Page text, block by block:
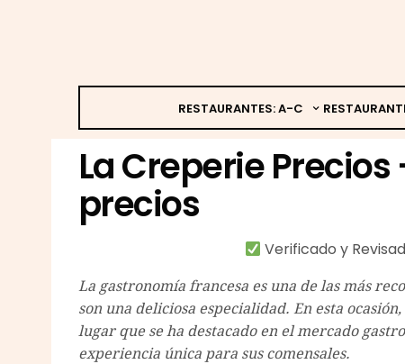
RESTAURANTES: A-C
La Creperie
precios
Verificado y
La gastronomía francesa es una de las más
son una deliciosa especialidad. En esta
lugar que se ha destacado en el mercado
experiencia única para sus comensales.